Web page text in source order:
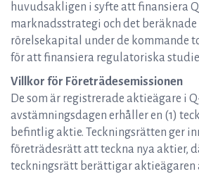
huvudsakligen i syfte att finansiera
marknadsstrategi och det
rörelsekapital under de kommande
för att finansiera regulatoriska
Villkor för Företrädesemissionen
De som är registrerade aktieägare i
avstämningsdagen erhåller en (1)
befintlig aktie. Teckningsrätten ger
företrädesrätt att teckna nya aktier,
teckningsrätt berättigar aktieägaren